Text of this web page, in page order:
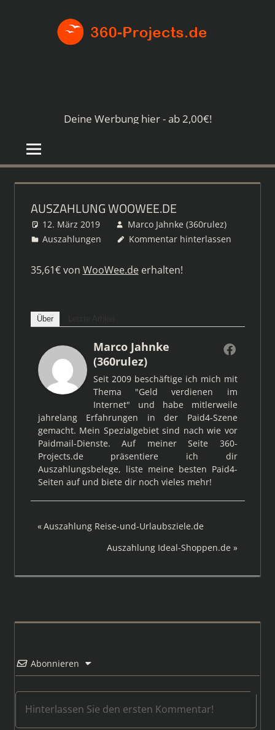
Deine Werbung hier - ab 2,00€!
AUSZAHLUNG WOOWEE.DE
12. März 2019
Marco Jahnke (360rulez)
Auszahlungen
Kommentar hinterlassen
35,61€ von WooWee.deerhalten!
Über
Marco Jahnke
(360rulez)
Seit 2009 beschäftige ich mich mit
Thema "Geld verdienen im
Internet" und habe mitlerweile
jahrelang Erfahrungen in der Paid4-Szene
gemacht. Mein Spezialgebiet sind nach wie vor
Paidmail-Dienste. Auf meiner Seite 360-
Projects.de präsentiere ich dir
Auszahlungsbelege, liste meine besten Paid4-
Seiten auf und biete dir noch vieles mehr!
Beitragsnavigation
Vorheriger
Auszahlung Reise-und-Urlaubsziele.de
Nächster
Auszahlung Ideal-Shoppen.de
Abonnieren